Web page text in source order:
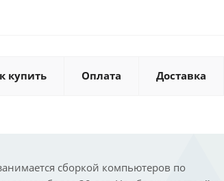
купить Оплата Доставка
сборкой компьютеров по